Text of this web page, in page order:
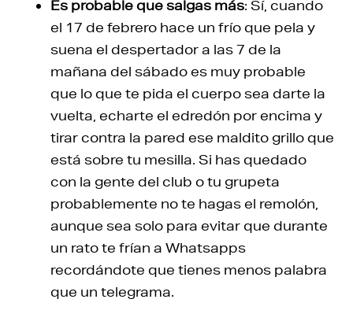
Es probable que salgas más: Sí, cuando
el 17 de febrero hace un frío que pela y
suena el despertador a las 7 de la
mañana del sábado es muy probable
que lo que te pida el cuerpo sea darte la
vuelta, echarte el edredón por encima y
tirar contra la pared ese maldito grillo que
está sobre tu mesilla. Si has quedado
con la gente del club o tu grupeta
probablemente no te hagas el remolón,
aunque sea solo para evitar que durante
un rato te frían a Whatsapps
recordándote que tienes menos palabra
que un telegrama.